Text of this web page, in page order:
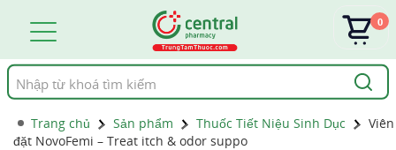
Tìm
kiếm
0
Trang chủ Sản phẩm Thuốc Tiết Niệu Sinh Dục
Viên
đặt NovoFemi – Treat itch & odor suppo